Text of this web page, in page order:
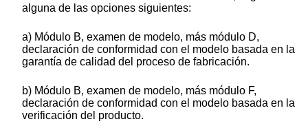
alguna de las opciones siguientes:
a) Módulo B, examen de modelo, más módulo D,
declaración de conformidad con el modelo basada en la
garantía de calidad del proceso de fabricación.
b) Módulo B, examen de modelo, más módulo F,
declaración de conformidad con el modelo basada en la
verificación del producto.